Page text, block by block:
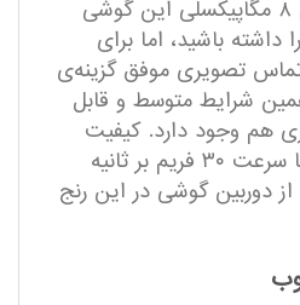
شاید نتوانید با دوربین ۸ مگاپیکسلی این گوشی
باشید، اما برای
تصویری موفق گزینه‌ی
شرایط متوسط و قابل
هم وجود دارد. کیفیت
ضبط ویدیو ۱۰۸۰p و تا سرعت ۳۰ فریم بر ثانیه
دوربین گوشی در این رنج